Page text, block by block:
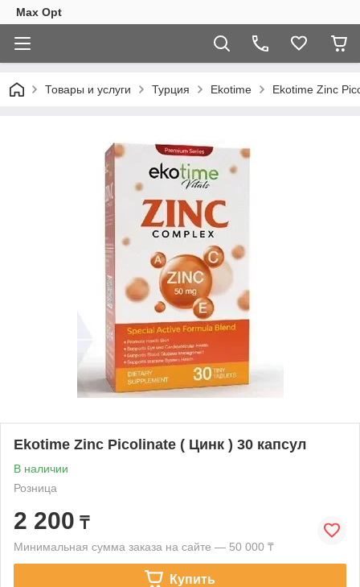
Max Opt
Товары и услуги Турция Ekotime Ekotime Zinc
Ekotime Zinc Picolinate ( Цинк ) 30 капсул
В наличии
Розница
2 200 ₸
Минимальная сумма заказа на сайте — 50 000 ₸
Купить